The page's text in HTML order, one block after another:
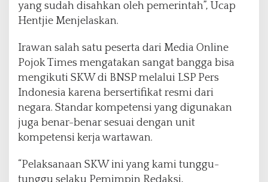
yang sudah disahkan oleh pemerintah”, Ucap
Hentjie Menjelaskan.
Irawan salah satu peserta dari Media Online
Pojok Times mengatakan sangat bangga bisa
mengikuti SKW di BNSP melalui LSP Pers
Indonesia karena bersertifikat resmi dari
negara. Standar kompetensi yang digunakan
juga benar-benar sesuai dengan unit
kompetensi kerja wartawan.
“Pelaksanaan SKW ini yang kami tunggu-
tunggu selaku Pemimpin Redaksi,